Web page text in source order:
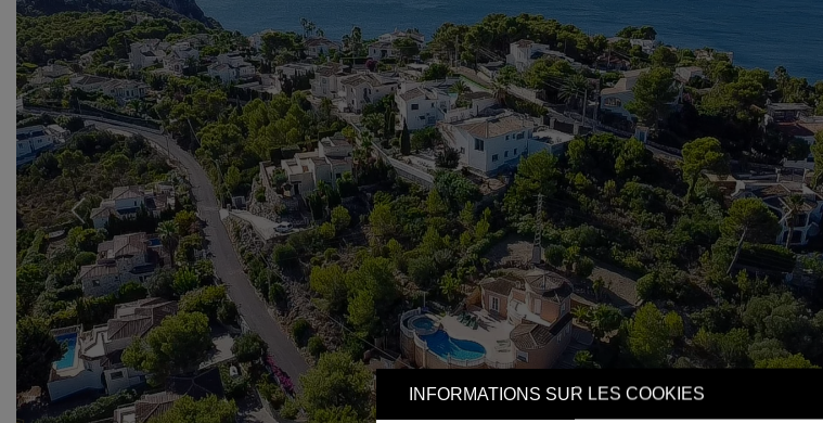
INFORMATIONS SUR LES COOKIES
Previous Next